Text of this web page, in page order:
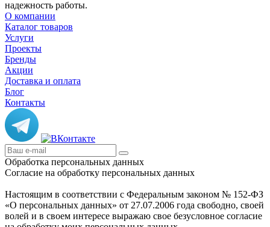
надежность работы.
О компании
Каталог товаров
Услуги
Проекты
Бренды
Акции
Доставка и оплата
Блог
Контакты
Обработка персональных данных
Согласие на обработку персональных данных
Настоящим в соответствии с Федеральным законом № 152-ФЗ
«О персональных данных» от 27.07.2006 года свободно, своей
волей и в своем интересе выражаю свое безусловное согласие